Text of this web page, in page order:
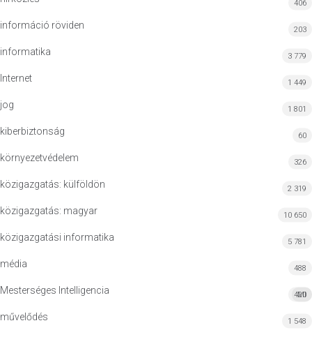
406
információ röviden 203
informatika 3 779
Internet 1 449
jog 1 801
kiberbiztonság 60
környezetvédelem 326
közigazgatás: külföldön 2 319
közigazgatás: magyar 10 650
közigazgatási informatika 5 781
média 488
Mesterséges Intelligencia MI
420
művelődés 1 548